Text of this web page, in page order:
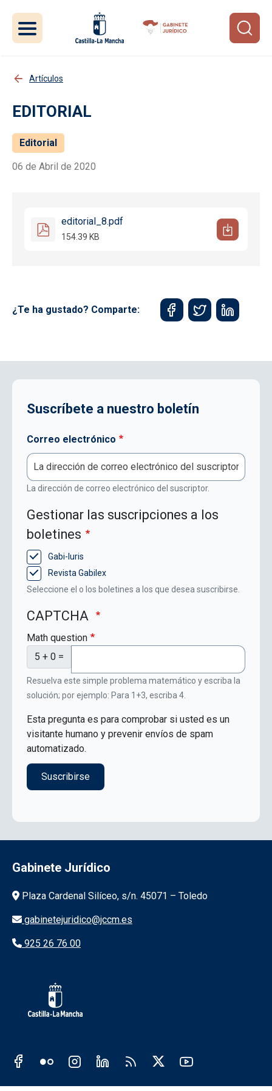
Artículos
EDITORIAL
Editorial
06 de Abril de 2020
editorial_8.pdf
154.39 KB
¿Te ha gustado? Comparte:
Suscríbete a nuestro boletín
Correo electrónico
La dirección de correo electrónico del suscriptor.
Gestionar las suscripciones a los
boletines
Gabi-Iuris
Revista Gabilex
Seleccione el o los boletines a los que desea suscribirse.
CAPTCHA
Math question
5 + 0 =
Resuelva este simple problema matemático y escriba la
solución; por ejemplo: Para 1+3, escriba 4.
Esta pregunta es para comprobar si usted es un
visitante humano y prevenir envíos de spam
automatizado.
Gabinete Jurídico
Información de la institución
Plaza Cardenal Silíceo, s/n. 45071 – Toledo
gabinetejuridico@jccm.es
925 26 76 00
Redes sociales JCCM